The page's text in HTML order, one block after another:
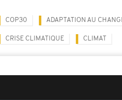
COP30 ADAPTATION AU
CRISE CLIMATIQUE CLIMAT